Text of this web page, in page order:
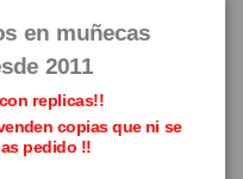
en muñecas
2011
replicas!!
copias que ni se
pedido !!